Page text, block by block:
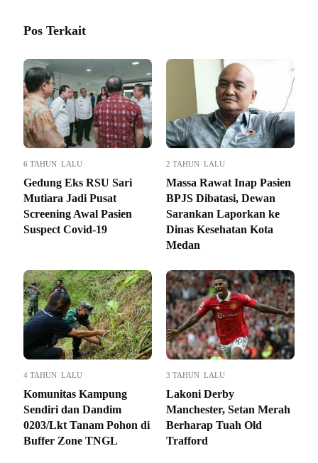
Pos Terkait
6 TAHUN LALU
Gedung Eks RSU Sari
Mutiara Jadi Pusat
Screening Awal Pasien
Suspect Covid-19
2 TAHUN LALU
Massa Rawat Inap Pasien
BPJS Dibatasi, Dewan
Sarankan Laporkan ke
Dinas Kesehatan Kota
Medan
4 TAHUN LALU
Komunitas Kampung
Sendiri dan Dandim
0203/Lkt Tanam Pohon di
Buffer Zone TNGL
3 TAHUN LALU
Lakoni Derby
Manchester, Setan Merah
Berharap Tuah Old
Trafford